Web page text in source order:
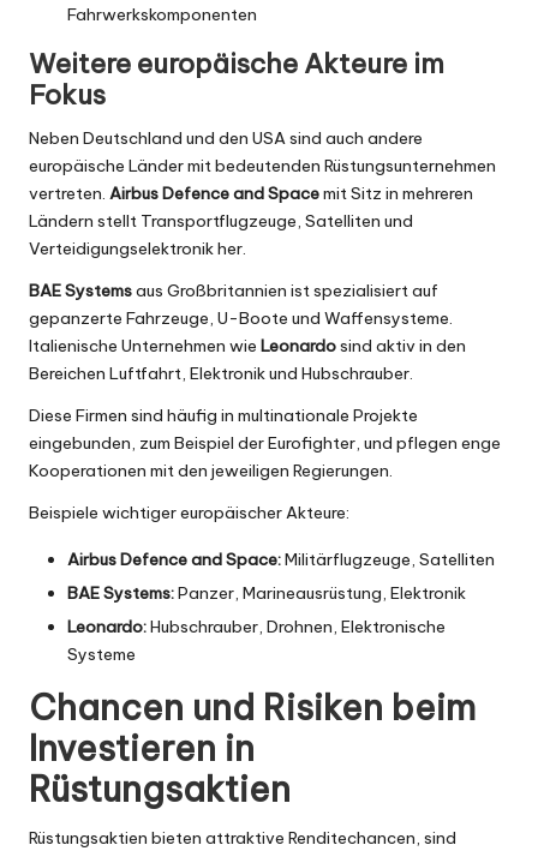
Fahrwerkskomponenten
Weitere europäische Akteure im
Fokus
Neben Deutschland und den USA sind auch andere
europäische Länder mit bedeutenden Rüstungsunternehmen
vertreten. Airbus Defence and Spacemit Sitz in mehreren
Ländern stellt Transportflugzeuge, Satelliten und
Verteidigungselektronik her.
BAE Systemsaus Großbritannien ist spezialisiert auf
gepanzerte Fahrzeuge, U-Boote und Waffensysteme.
Italienische Unternehmen wie Leonardosind aktiv in den
Bereichen Luftfahrt, Elektronik und Hubschrauber.
Diese Firmen sind häufig in multinationale Projekte
eingebunden, zum Beispiel der Eurofighter, und pflegen enge
Kooperationen mit den jeweiligen Regierungen.
Beispiele wichtiger europäischer Akteure:
Airbus Defence and Space:Militärflugzeuge, Satelliten
BAE Systems:Panzer, Marineausrüstung, Elektronik
Leonardo:Hubschrauber, Drohnen, Elektronische
Systeme
Chancen und Risiken beim
Investieren in
Rüstungsaktien
Rüstungsaktien bieten attraktive Renditechancen, sind